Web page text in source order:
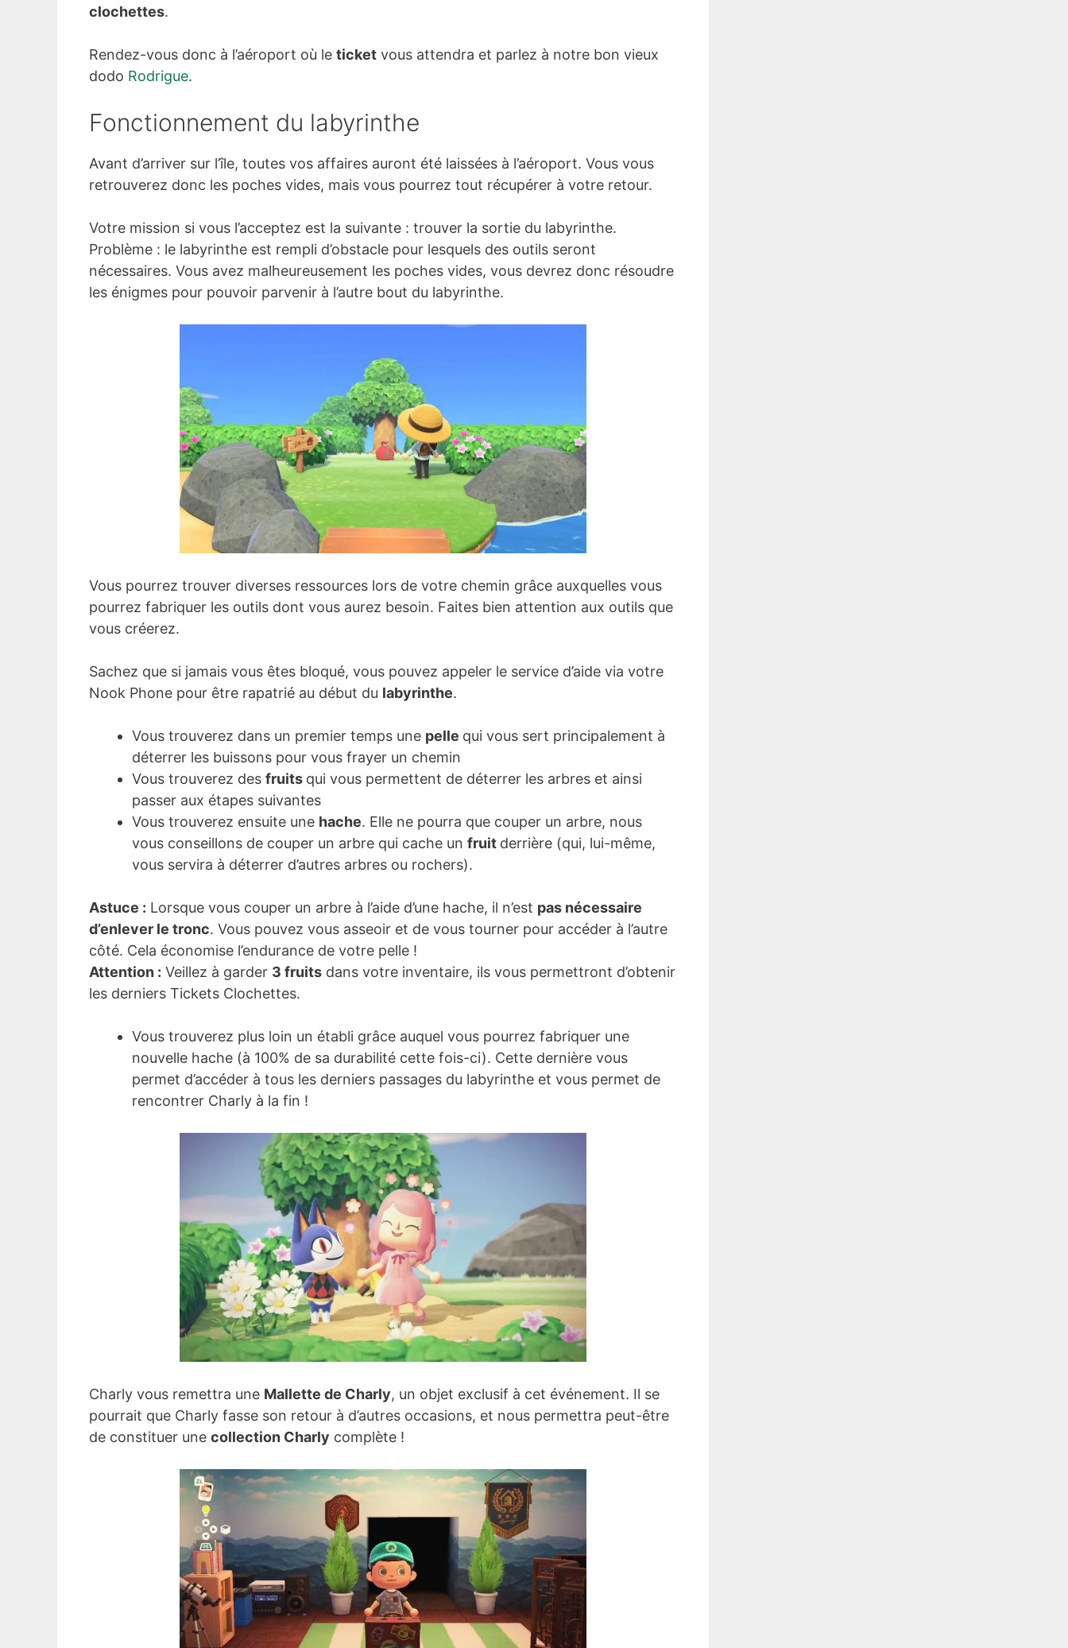
clochettes.
Rendez-vous donc à l’aéroport où le ticket vous attendra et parlez à notre bon vieux
dodo Rodrigue.
Fonctionnement du labyrinthe
Avant d’arriver sur l’île, toutes vos affaires auront été laissées à l’aéroport. Vous vous
retrouverez donc les poches vides, mais vous pourrez tout récupérer à votre retour.
Votre mission si vous l’acceptez est la suivante : trouver la sortie du labyrinthe.
Problème : le labyrinthe est rempli d’obstacle pour lesquels des outils seront
nécessaires. Vous avez malheureusement les poches vides, vous devrez donc résoudre
les énigmes pour pouvoir parvenir à l’autre bout du labyrinthe.
Vous pourrez trouver diverses ressources lors de votre chemin grâce auxquelles vous
pourrez fabriquer les outils dont vous aurez besoin. Faites bien attention aux outils que
vous créerez.
Sachez que si jamais vous êtes bloqué, vous pouvez appeler le service d’aide via votre
Nook Phone pour être rapatrié au début du labyrinthe.
Vous trouverez dans un premier temps une pelle qui vous sert principalement à
déterrer les buissons pour vous frayer un chemin
Vous trouverez des fruits qui vous permettent de déterrer les arbres et ainsi
passer aux étapes suivantes
Vous trouverez ensuite une hache. Elle ne pourra que couper un arbre, nous
vous conseillons de couper un arbre qui cache un fruit derrière (qui, lui-même,
vous servira à déterrer d’autres arbres ou rochers).
Astuce : Lorsque vous couper un arbre à l’aide d’une hache, il n’est pas nécessaire
d’enlever le tronc. Vous pouvez vous asseoir et de vous tourner pour accéder à l’autre
côté. Cela économise l’endurance de votre pelle !
Attention : Veillez à garder 3 fruits dans votre inventaire, ils vous permettront d’obtenir
les derniers Tickets Clochettes.
Vous trouverez plus loin un établi grâce auquel vous pourrez fabriquer une
nouvelle hache (à 100% de sa durabilité cette fois-ci). Cette dernière vous
permet d’accéder à tous les derniers passages du labyrinthe et vous permet de
rencontrer Charly à la fin !
Charly vous remettra une Mallette de Charly, un objet exclusif à cet événement. Il se
pourrait que Charly fasse son retour à d’autres occasions, et nous permettra peut-être
de constituer une collection Charly complète !